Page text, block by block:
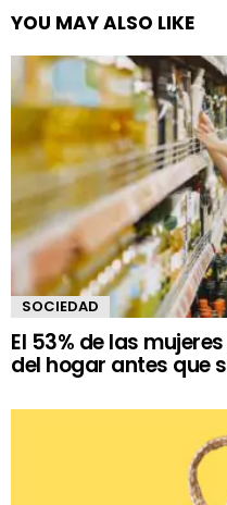
YOU MAY ALSO LIKE
SOCIEDAD
El 53% de las
del hogar antes que